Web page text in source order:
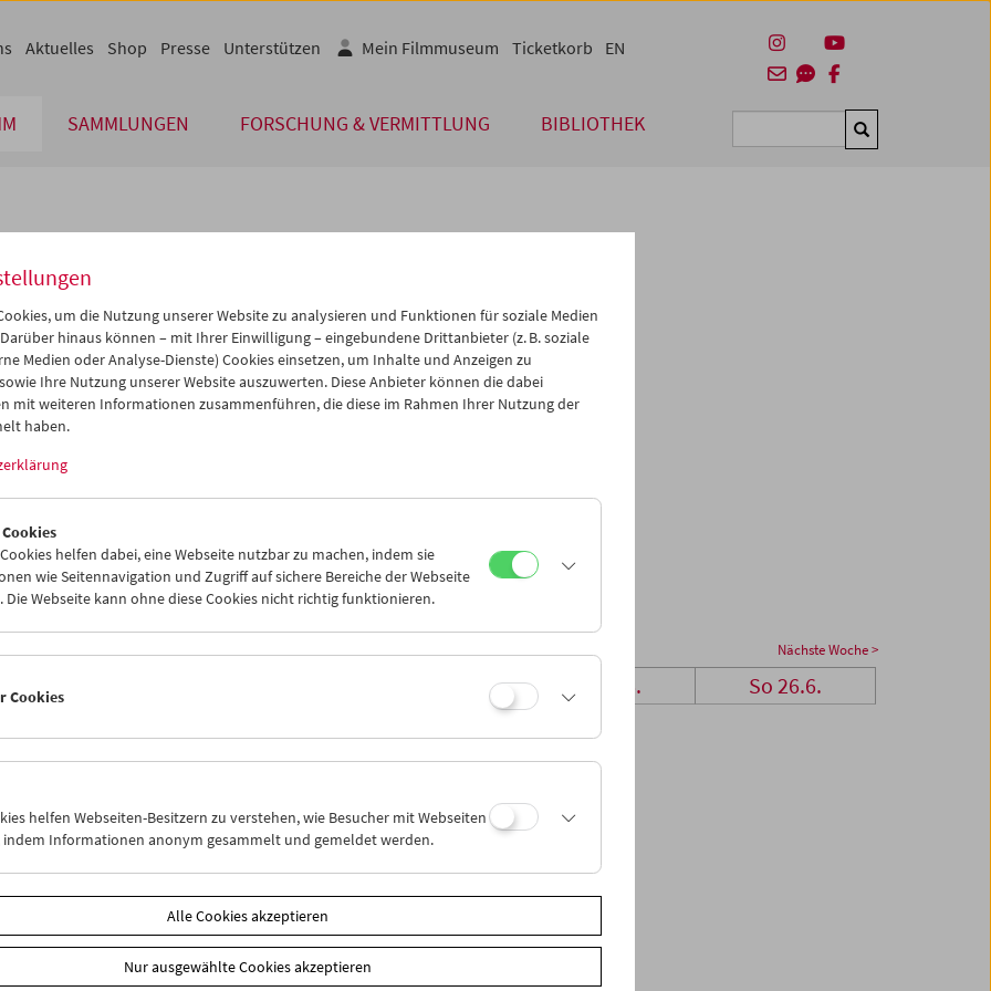
SAMMLUNGEN FORSCHUNG & VERMITTLUNG BIBLIOTHEK Suchen
Aktuelles Shop Presse Unterstützen Mein Filmmuseum Ticketkorb EN
Jun 2011 >>
Mi Do Fr Sa So
01 02 03 04
05
08 09 10 11
12
15 16
22 23
06
iCalender
Programmheft-PDF
English language or subtitles
Nächste Woche >
Mi 22.6. Sa 25.6. So 26.6.
um die Nutzung unserer Website zu analysieren und Funktionen für soziale Medien
hinaus können – mit Ihrer Einwilligung – eingebundene Drittanbieter (z. B. soziale
Medien oder Analyse-Dienste) Cookies einsetzen, um Inhalte und Anzeigen zu
Ihre Nutzung unserer Website auszuwerten. Diese Anbieter können die dabei
mit weiteren Informationen zusammenführen, die diese im Rahmen Ihrer Nutzung der
haben.
helfen dabei, eine Webseite nutzbar zu machen, indem sie
wie Seitennavigation und Zugriff auf sichere Bereiche der Webseite
Die Webseite kann ohne diese Cookies nicht richtig funktionieren.
Cookies
helfen Webseiten-Besitzern zu verstehen, wie Besucher mit Webseiten
indem Informationen anonym gesammelt und gemeldet werden.
Alle Cookies akzeptieren
Nur ausgewählte Cookies akzeptieren